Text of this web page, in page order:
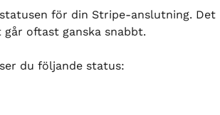
för din Stripe-anslutning. Det
oftast ganska snabbt.
du följande status: